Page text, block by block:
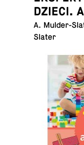
DZIECI.
A. Mul­der-
Slater